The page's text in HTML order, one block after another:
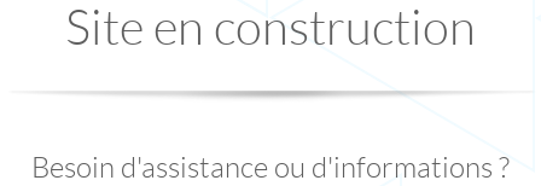
Site en construction
Besoin d'assistance ou d'informations ?